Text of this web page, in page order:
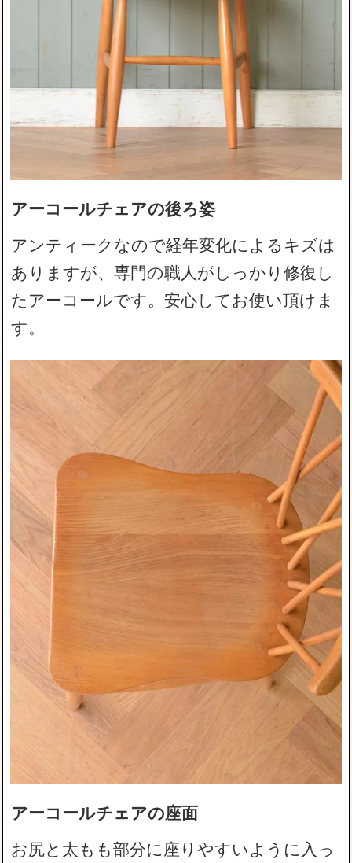
アーコールチェアの後ろ姿
アンティークなので経年変化によるキズは
ありますが、専門の職人がしっかり修復し
たアーコールです。安心してお使い頂けま
す。
アーコールチェアの座面
お尻と太もも部分に座りやすいように入っ